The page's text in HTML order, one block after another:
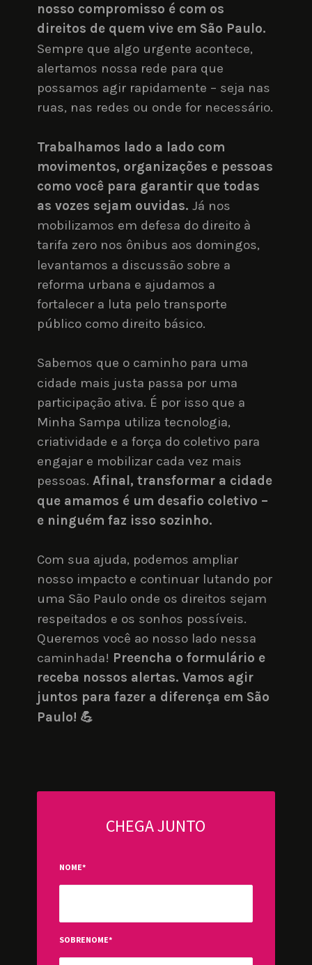
nosso compromisso é com os
direitos de quem vive em São Paulo.
Sempre que algo urgente acontece,
alertamos nossa rede para que
possamos agir rapidamente – seja nas
ruas, nas redes ou onde for necessário.
Trabalhamos lado a lado com
movimentos, organizações e pessoas
como você para garantir que todas
as vozes sejam ouvidas. Já nos
mobilizamos em defesa do direito à
tarifa zero nos ônibus aos domingos,
levantamos a discussão sobre a
reforma urbana e ajudamos a
fortalecer a luta pelo transporte
público como direito básico.
Sabemos que o caminho para uma
cidade mais justa passa por uma
participação ativa. É por isso que a
Minha Sampa utiliza tecnologia,
criatividade e a força do coletivo para
engajar e mobilizar cada vez mais
pessoas. Afinal, transformar a cidade
que amamos é um desafio coletivo –
e ninguém faz isso sozinho.
Com sua ajuda, podemos ampliar
nosso impacto e continuar lutando por
uma São Paulo onde os direitos sejam
respeitados e os sonhos possíveis.
Queremos você ao nosso lado nessa
caminhada! Preencha o formulário e
receba nossos alertas. Vamos agir
juntos para fazer a diferença em São
Paulo! 💪
CHEGA JUNTO
NOME*
SOBRENOME*